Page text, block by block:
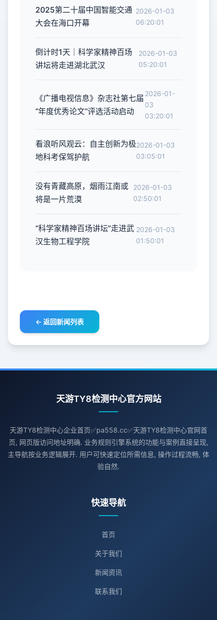
2025第二十届中国智能交通
大会在海口开幕
2026-01-03
06:20:01
倒计时1天｜科学家精神百场
讲坛将走进湖北武汉
2026-01-03
05:20:01
《广播电视信息》杂志社第七届
“年度优秀论文”评选活动启动
2026-01-
03
03:20:01
看浪听风观云：自主创新为极
地科考保驾护航
2026-01-03
03:05:01
没有青藏高原，烟雨江南或
将是一片荒漠
2026-01-03
02:50:01
“科学家精神百场讲坛”走进武
汉生物工程学院
2026-01-03
01:50:01
← 返回新闻列表
天游TY8检测中心官方网站
天游TY8检测中心企业首页✅pa558.cc✅天游TY8检测中心官网首
页, 网页版访问地址明确. 业务规则引擎系统的功能与案例直接呈现,
主导航按业务逻辑展开. 用户可快速定位所需信息, 操作过程流畅, 体
验自然.
快速导航
首页
关于我们
新闻资讯
联系我们